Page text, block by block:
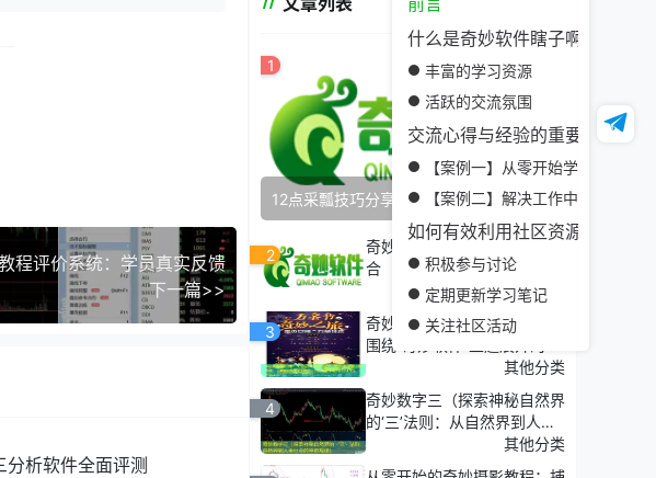
什么是奇妙软件瞎子啊学习社
丰富的学习资源
活跃的交流氛围
交流心得与经验的重要性
【案例一】从零开始学习编程
【案例二】解决工作中的难题
如何有效利用社区资源
积极参与讨论
定期更新学习笔记
关注社区活动
能。在社区里，他遇到了
，得到了多位资深设计师
程评价系统：学员真实反馈
下一篇>>
析软件全面评测
1
12点采瓢技巧分享给大家
2
奇妙实战讲解：理论与实践结
合
其他分类
3
奇妙软件（当然可以，以下是
围绕“奇妙软件”主题展开的五
其他分类
4
奇妙数字三（探索神秘自然界
的‘三’法则：从自然界到人类
其他分类